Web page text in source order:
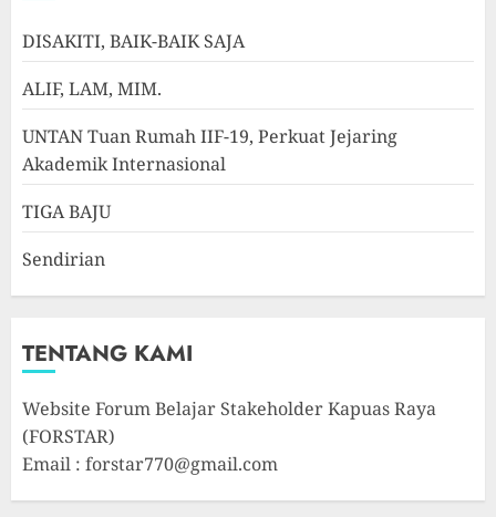
DISAKITI, BAIK-BAIK SAJA
ALIF, LAM, MIM.
UNTAN Tuan Rumah IIF-19, Perkuat Jejaring
Akademik Internasional
TIGA BAJU
Sendirian
TENTANG KAMI
Website Forum Belajar Stakeholder Kapuas Raya
(FORSTAR)
Email : forstar770@gmail.com